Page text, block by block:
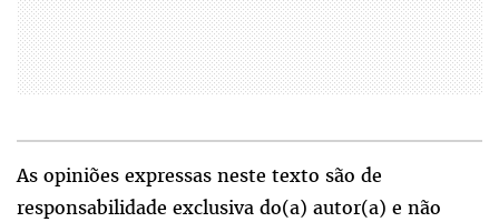
As opiniões expressas neste texto são de
responsabilidade exclusiva do(a) autor(a) e não